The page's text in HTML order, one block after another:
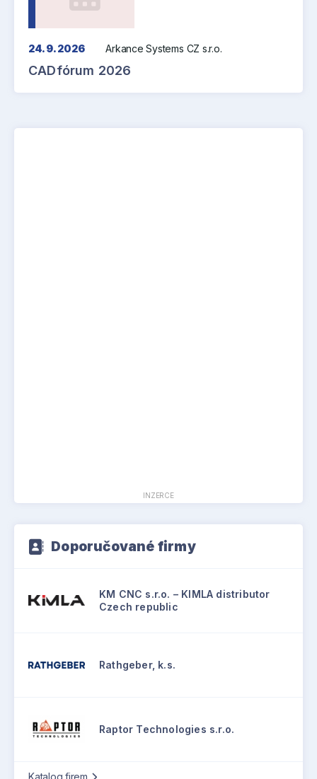
24. 9. 2026 Arkance Systems CZ s.r.o.
CADfórum 2026
INZERCE
Doporučované firmy
KM CNC s.r.o. – KIMLA distributor
Czech republic
Rathgeber, k.s.
Raptor Technologies s.r.o.
Katalog firem